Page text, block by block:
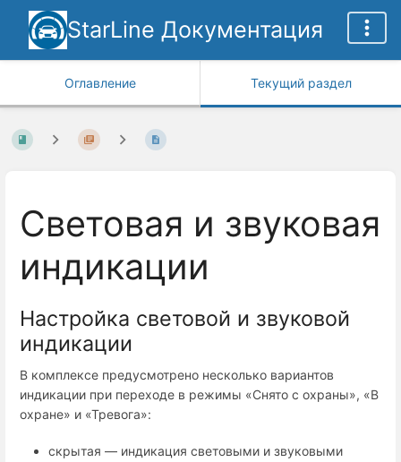
StarLine Документация
Оглавление Текущий раздел
Световая и звуковая
индикации
Настройка световой и звуковой
индикации
В комплексе предусмотрено несколько вариантов
индикации при переходе в режимы «Снято с охраны», «В
охране» и «Тревога»:
скрытая — индикация световыми и звуковыми